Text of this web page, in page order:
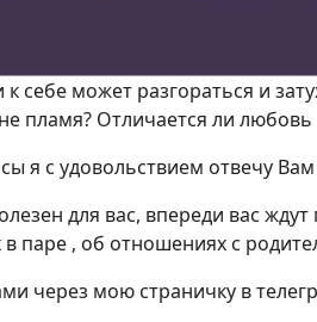
себе может разгораться и
пламя? Отличается ли
я с удовольствием отвечу
для вас, впереди вас
паре , об отношениях с
через мою страничку в